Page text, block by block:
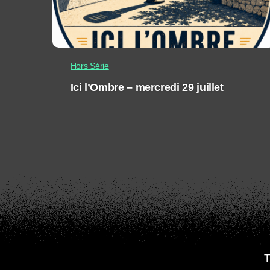
Hors Série
Ici l’Ombre – mercredi 29 juillet